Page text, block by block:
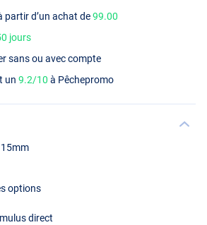
Krill & Oyster
partir d’un achat de99.00
jours
sans ou avec compte
un9.2/10 à Pêchepromo
15mm
options
direct